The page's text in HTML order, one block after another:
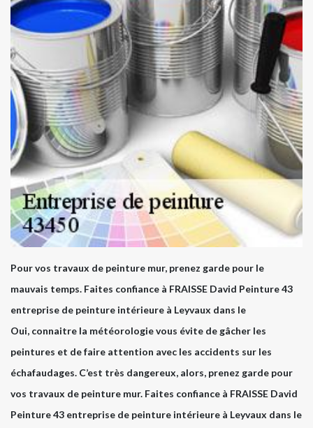
Pour vos travaux de peinture mur, prenez garde pour le
mauvais temps. Faites confiance à FRAISSE David Peinture 43
entreprise de peinture intérieure à Leyvaux dans le
Oui, connaitre la météorologie vous évite de gâcher les
peintures et de faire attention avec les accidents sur les
échafaudages. C’est très dangereux, alors, prenez garde pour
vos travaux de peinture mur. Faites confiance à FRAISSE David
Peinture 43 entreprise de peinture intérieure à Leyvaux dans le